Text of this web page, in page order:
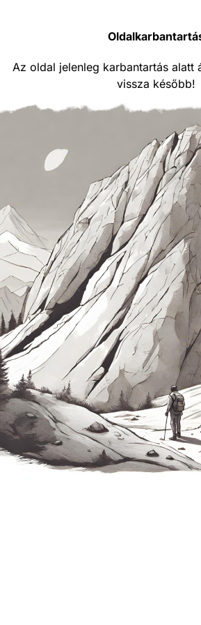
Az oldal jelenleg karbantartás alatt
vissza később!